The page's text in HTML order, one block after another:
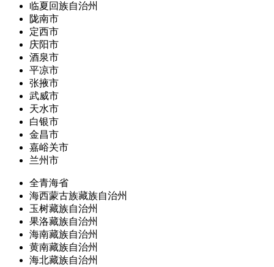
临夏回族自治州
陇南市
定西市
庆阳市
酒泉市
平凉市
张掖市
武威市
天水市
白银市
金昌市
嘉峪关市
兰州市
全青海省
海西蒙古族藏族自治州
玉树藏族自治州
果洛藏族自治州
海南藏族自治州
黄南藏族自治州
海北藏族自治州